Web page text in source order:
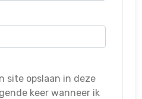
site opslaan in deze
keer wanneer ik